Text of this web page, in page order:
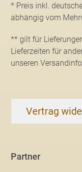
* Preis inkl.
abhängig vom
** gilt für
Lieferzeiten für
unseren
Vertrag
Partner